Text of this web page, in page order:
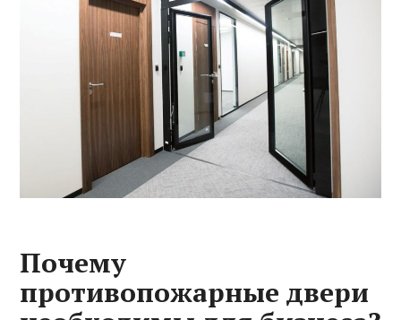
Почему
противопожарные двери